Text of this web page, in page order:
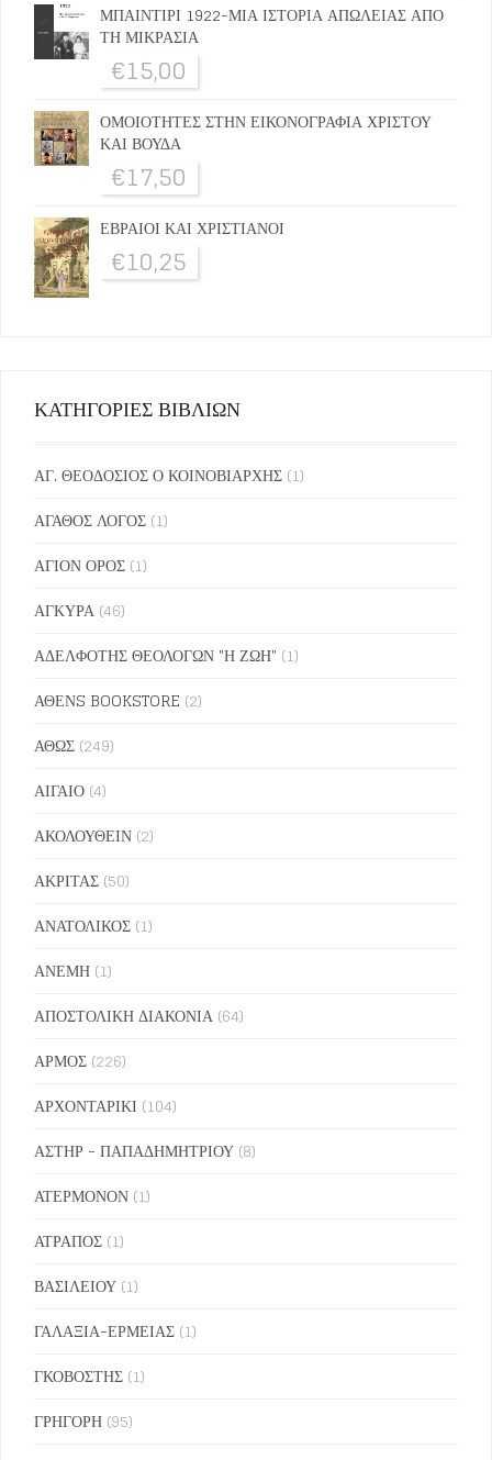
ΜΠΑΙΝΤΙΡΙ 1922-ΜΙΑ ΙΣΤΟΡΙΑ ΑΠΩΛΕΙΑΣ ΑΠΟ
ΤΗ ΜΙΚΡΑΣΙΑ
€15,00
ΟΜΟΙΟΤΗΤΕΣ ΣΤΗΝ ΕΙΚΟΝΟΓΡΑΦΙΑ ΧΡΙΣΤΟΥ
ΚΑΙ ΒΟΥΔΑ
€17,50
ΕΒΡΑΙΟΙ ΚΑΙ ΧΡΙΣΤΙΑΝΟΙ
€10,25
ΚΑΤΗΓΟΡΙΕΣ ΒΙΒΛΙΩΝ
ΑΓ. ΘΕΟΔΟΣΙΟΣ Ο ΚΟΙΝΟΒΙΑΡΧΗΣ (1)
ΑΓΑΘΟΣ ΛΟΓΟΣ (1)
ΑΓΙΟΝ ΟΡΟΣ (1)
ΑΓΚΥΡΑ (46)
ΑΔΕΛΦΟΤΗΣ ΘΕΟΛΟΓΩΝ "Η ΖΩΗ" (1)
ΑΘΕΝS BOOKSTORE (2)
ΑΘΩΣ (249)
ΑΙΓΑΙΟ (4)
ΑΚΟΛΟΥΘΕΙΝ (2)
ΑΚΡΙΤΑΣ (50)
ΑΝΑΤΟΛΙΚΟΣ (1)
ΑΝΕΜΗ (1)
ΑΠΟΣΤΟΛΙΚΗ ΔΙΑΚΟΝΙΑ (64)
ΑΡΜΟΣ (226)
ΑΡΧΟΝΤΑΡΙΚΙ (104)
ΑΣΤΗΡ - ΠΑΠΑΔΗΜΗΤΡΙΟΥ (8)
ΑΤΕΡΜΟΝΟΝ (1)
ΑΤΡΑΠΟΣ (1)
ΒΑΣΙΛΕΙΟΥ (1)
ΓΑΛΑΞΙΑ-ΕΡΜΕΙΑΣ (1)
ΓΚΟΒΟΣΤΗΣ (1)
ΓΡΗΓΟΡΗ (95)